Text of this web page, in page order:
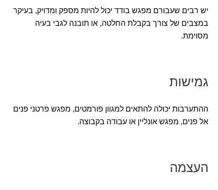
יש רבים שעבורם מפגש בודד יכול להיות מספק ומדויק, בעיקר
במצבים של צורך בקבלת החלטה, או תובנה לגבי בעיה
מסוימת.
גמישות
ההתערבות יכולה להתאים למגוון פורמטים, מפגש פרטני פנים
אל פנים, מפגש אונליין או עבודה בקבוצה.
העצמה